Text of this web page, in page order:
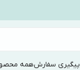
پیگیری سفارشهمه